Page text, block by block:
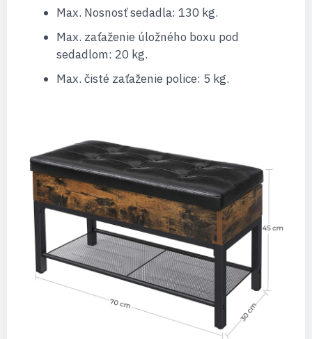
Max. Nosnosť sedadla: 130 kg.
Max. zaťaženie úložného boxu pod
sedadlom: 20 kg.
Max. čisté zaťaženie police: 5 kg.